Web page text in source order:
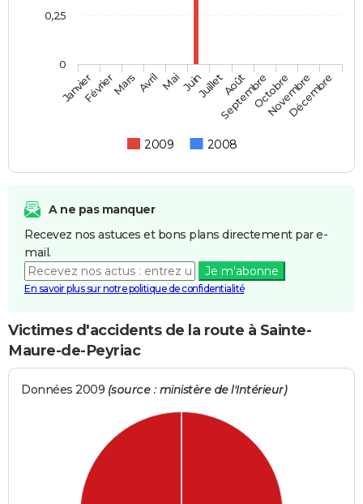
2009 2008
JanvierFévrierMars AvrilMaiJuinJuilletAoût
SeptembreOctobre
Novembre
Décembre
0
0,25
A ne pas manquer
Recevez nos astuces et bons plans directement par e-
mail.
Je m'abonne
En savoir plus sur notre politique de confidentialité
Victimes d'accidents de la route à Sainte-
Maure-de-Peyriac
Données 2009 (source : ministère de l'Intérieur)